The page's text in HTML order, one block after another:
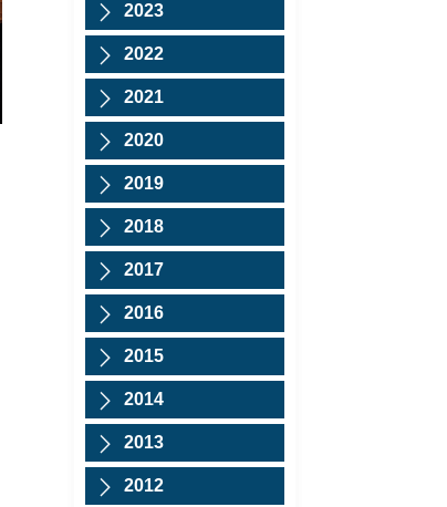
2023
2022
2021
2020
2019
2018
2017
2016
2015
2014
2013
2012